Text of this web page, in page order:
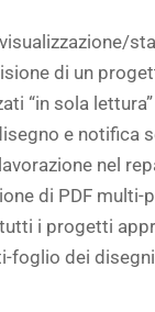
di un
“in sola lettura”
e notifica
nel
di PDF multi-
i progetti
foglio dei disegni